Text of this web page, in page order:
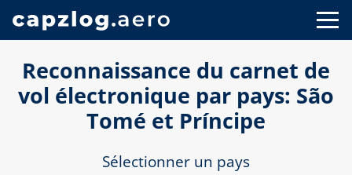
Reconnaissance du carnet de
vol électronique par pays: São
Tomé et Príncipe
Sélectionner un pays